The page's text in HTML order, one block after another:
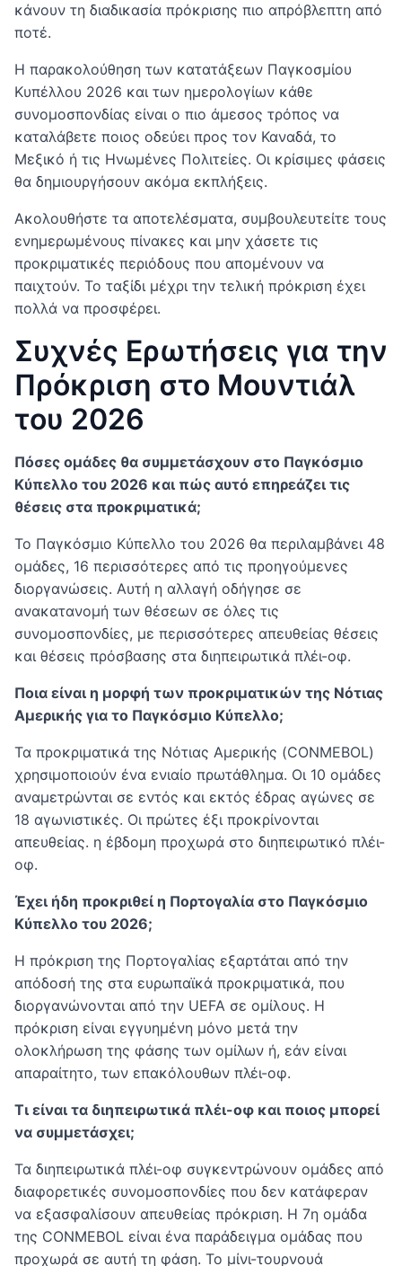
κάνουν τη διαδικασία πρόκρισης πιο απρόβλεπτη από
ποτέ.
Η παρακολούθηση των κατατάξεων Παγκοσμίου
Κυπέλλου 2026 και των ημερολογίων κάθε
συνομοσπονδίας είναι ο πιο άμεσος τρόπος να
καταλάβετε ποιος οδεύει προς τον Καναδά, το
Μεξικό ή τις Ηνωμένες Πολιτείες. Οι κρίσιμες φάσεις
θα δημιουργήσουν ακόμα εκπλήξεις.
Ακολουθήστε τα αποτελέσματα, συμβουλευτείτε τους
ενημερωμένους πίνακες και μην χάσετε τις
προκριματικές περιόδους που απομένουν να
παιχτούν. Το ταξίδι μέχρι την τελική πρόκριση έχει
πολλά να προσφέρει.
Συχνές Ερωτήσεις για την
Πρόκριση στο Μουντιάλ
του 2026
Πόσες ομάδες θα συμμετάσχουν στο Παγκόσμιο
Κύπελλο του 2026 και πώς αυτό επηρεάζει τις
θέσεις στα προκριματικά;
Το Παγκόσμιο Κύπελλο του 2026 θα περιλαμβάνει 48
ομάδες, 16 περισσότερες από τις προηγούμενες
διοργανώσεις. Αυτή η αλλαγή οδήγησε σε
ανακατανομή των θέσεων σε όλες τις
συνομοσπονδίες, με περισσότερες απευθείας θέσεις
και θέσεις πρόσβασης στα διηπειρωτικά πλέι-οφ.
Ποια είναι η μορφή των προκριματικών της Νότιας
Αμερικής για το Παγκόσμιο Κύπελλο;
Τα προκριματικά της Νότιας Αμερικής (CONMEBOL)
χρησιμοποιούν ένα ενιαίο πρωτάθλημα. Οι 10 ομάδες
αναμετρώνται σε εντός και εκτός έδρας αγώνες σε
18 αγωνιστικές. Οι πρώτες έξι προκρίνονται
απευθείας. η έβδομη προχωρά στο διηπειρωτικό πλέι-
οφ.
Έχει ήδη προκριθεί η Πορτογαλία στο Παγκόσμιο
Κύπελλο του 2026;
Η πρόκριση της Πορτογαλίας εξαρτάται από την
απόδοσή της στα ευρωπαϊκά προκριματικά, που
διοργανώνονται από την UEFA σε ομίλους. Η
πρόκριση είναι εγγυημένη μόνο μετά την
ολοκλήρωση της φάσης των ομίλων ή, εάν είναι
απαραίτητο, των επακόλουθων πλέι-οφ.
Τι είναι τα διηπειρωτικά πλέι-οφ και ποιος μπορεί
να συμμετάσχει;
Τα διηπειρωτικά πλέι-οφ συγκεντρώνουν ομάδες από
διαφορετικές συνομοσπονδίες που δεν κατάφεραν
να εξασφαλίσουν απευθείας πρόκριση. Η 7η ομάδα
της CONMEBOL είναι ένα παράδειγμα ομάδας που
προχωρά σε αυτή τη φάση. Το μίνι-τουρνουά